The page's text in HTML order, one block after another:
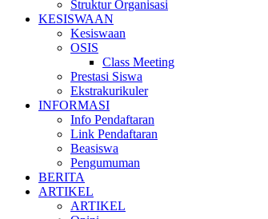
Struktur Organisasi
KESISWAAN
Kesiswaan
OSIS
Class Meeting
Prestasi Siswa
Ekstrakurikuler
INFORMASI
Info Pendaftaran
Link Pendaftaran
Beasiswa
Pengumuman
BERITA
ARTIKEL
ARTIKEL